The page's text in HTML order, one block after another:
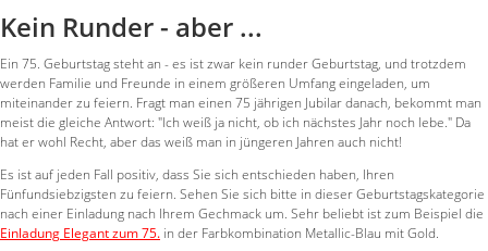
Kein Runder - aber ...
Ein 75. Geburtstag steht an - es ist zwar kein runder Geburtstag, und trotzdem
werden Familie und Freunde in einem größeren Umfang eingeladen, um
miteinander zu feiern. Fragt man einen 75 jährigen Jubilar danach, bekommt man
meist die gleiche Antwort: "Ich weiß ja nicht, ob ich nächstes Jahr noch lebe." Da
hat er wohl Recht, aber das weiß man in jüngeren Jahren auch nicht!
Es ist auf jeden Fall positiv, dass Sie sich entschieden haben, Ihren
Fünfundsiebzigsten zu feiern. Sehen Sie sich bitte in dieser Geburtstagskategorie
nach einer Einladung nach Ihrem Gechmack um. Sehr beliebt ist zum Beispiel die
Einladung Elegant zum 75. in der Farbkombination Metallic-Blau mit Gold.